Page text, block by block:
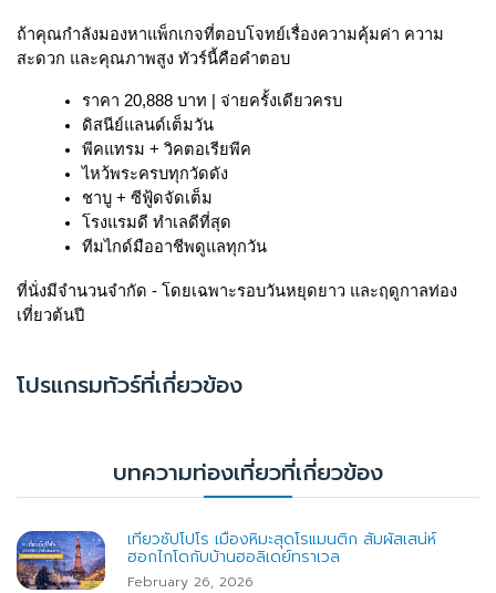
ถ้าคุณกำลังมองหาแพ็กเกจที่ตอบโจทย์เรื่องความคุ้มค่า ความ
สะดวก และคุณภาพสูง ทัวร์นี้คือคำตอบ
ราคา 20,888 บาท | จ่ายครั้งเดียวครบ
ดิสนีย์แลนด์เต็มวัน
พีคแทรม + วิคตอเรียพีค
ไหว้พระครบทุกวัดดัง
ชาบู + ซีฟู้ดจัดเต็ม
โรงแรมดี ทำเลดีที่สุด
ทีมไกด์มืออาชีพดูแลทุกวัน
ที่นั่งมีจำนวนจำกัด - โดยเฉพาะรอบวันหยุดยาว และฤดูกาลท่อง
เที่ยวต้นปี
โปรแกรมทัวร์ที่เกี่ยวข้อง
บทความท่องเที่ยวที่เกี่ยวข้อง
เที่ยวซัปโปโร เมืองหิมะสุดโรแมนติก สัมผัสเสน่ห์
ฮอกไกโดกับบ้านฮอลิเดย์ทราเวล
February 26, 2026